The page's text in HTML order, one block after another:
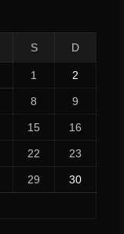
S D
1 2
8 9
15 16
22 23
29 30